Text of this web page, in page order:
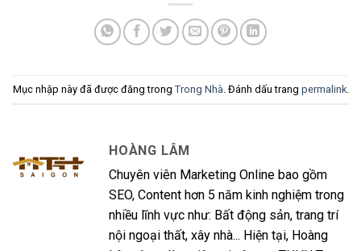
Mục nhập này đã được đăng trong Trong Nhà . Đánh dấu trang permalink.
HOÀNG LÂM
Chuyên viên Marketing Online bao gồm
SEO, Content hơn 5 năm kinh nghiệm trong
nhiều lĩnh vực như: Bất động sản, trang trí
nội ngoại thất, xây nhà... Hiện tại, Hoàng